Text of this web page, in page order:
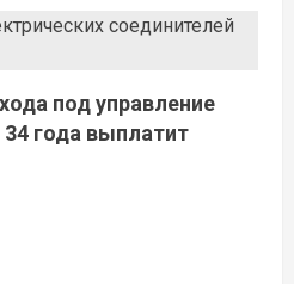
под управление
года выплатит